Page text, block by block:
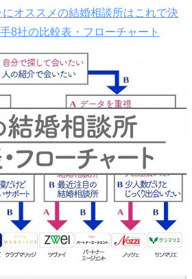
にオススメの結婚相談所はこれで決
8社の比較表・フローチャート